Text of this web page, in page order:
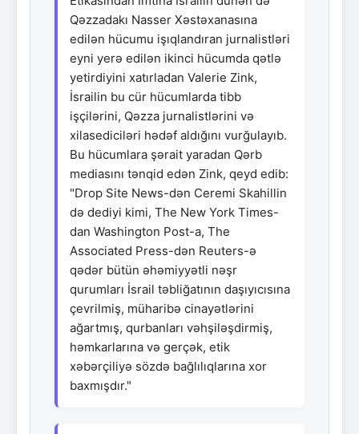
Qəzzadakı Nasser Xəstəxanasına
edilən hücumu işıqlandıran jurnalistləri
eyni yerə edilən ikinci hücumda qətlə
yetirdiyini xatırladan Valerie Zink,
İsrailin bu cür hücumlarda tibb
işçilərini, Qəzza jurnalistlərini və
xilasediciləri hədəf aldığını vurğulayıb.
Bu hücumlara şərait yaradan Qərb
mediasını tənqid edən Zink, qeyd edib:
"Drop Site News-dən Ceremi Skahillin
də dediyi kimi, The New York Times-
dan Washington Post-a, The
Associated Press-dən Reuters-ə
qədər bütün əhəmiyyətli nəşr
qurumları İsrail təbliğatının daşıyıcısına
çevrilmiş, müharibə cinayətlərini
ağartmış, qurbanları vəhşiləşdirmiş,
həmkarlarına və gerçək, etik
xəbərçiliyə sözdə bağlılıqlarına xor
baxmışdır."